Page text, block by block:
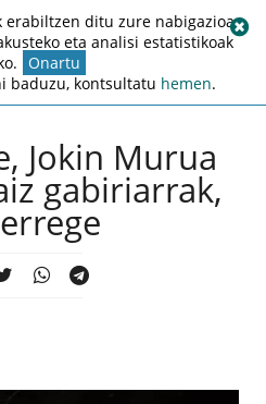
Jokin Murua
gabiriarrak,
erabiltzen ditu zure nabigazioa
eta analisi estatistikoak
Onartu
baduzu, kontsultatu hemen.